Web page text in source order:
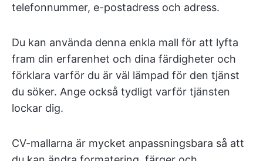
telefonnummer, e-postadress och adress.
Du kan använda denna enkla mall för att lyfta
fram din erfarenhet och dina färdigheter och
förklara varför du är väl lämpad för den tjänst
du söker. Ange också tydligt varför tjänsten
lockar dig.
CV-mallarna är mycket anpassningsbara så att